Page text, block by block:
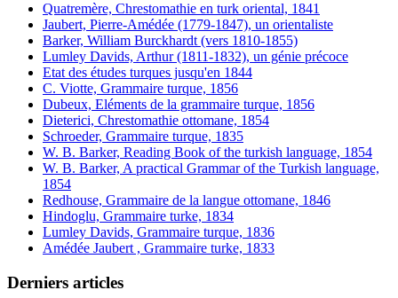
Quatremère, Chrestomathie en turk oriental, 1841
Jaubert, Pierre-Amédée (1779-1847), un orientaliste
Barker, William Burckhardt (vers 1810-1855)
Lumley Davids, Arthur (1811-1832), un génie précoce
Etat des études turques jusqu'en 1844
C. Viotte, Grammaire turque, 1856
Dubeux, Eléments de la grammaire turque, 1856
Dieterici, Chrestomathie ottomane, 1854
Schroeder, Grammaire turque, 1835
W. B. Barker, Reading Book of the turkish language, 1854
W. B. Barker, A practical Grammar of the Turkish language,
1854
Redhouse, Grammaire de la langue ottomane, 1846
Hindoglu, Grammaire turke, 1834
Lumley Davids, Grammaire turque, 1836
Amédée Jaubert , Grammaire turke, 1833
Derniers articles